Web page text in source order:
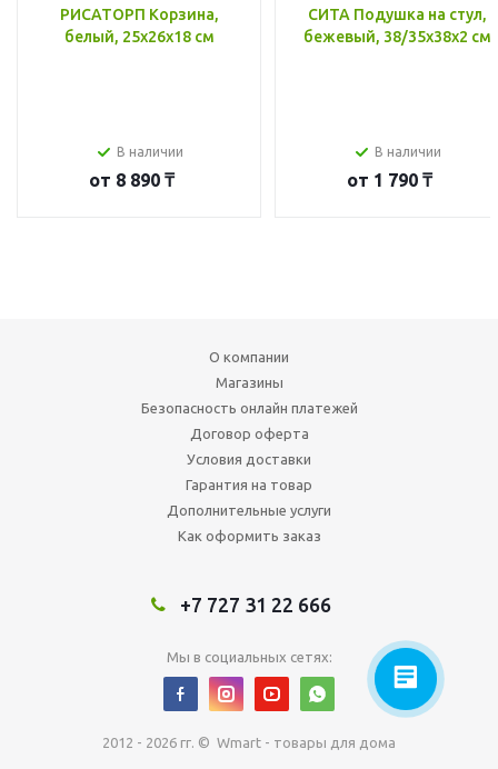
РИСАТОРП Корзина,
белый, 25x26x18 см
В наличии
от 8 890 ₸
СИТА Подушка на стул,
бежевый, 38/35x38x2 см
В наличии
от 1 790 ₸
О компании
Магазины
Безопасность онлайн платежей
Договор оферта
Условия доставки
Гарантия на товар
Дополнительные услуги
Как оформить заказ
+7 727 31 22 666
Мы в социальных сетях:
2012 - 2026 гг. © Wmart - товары для дома